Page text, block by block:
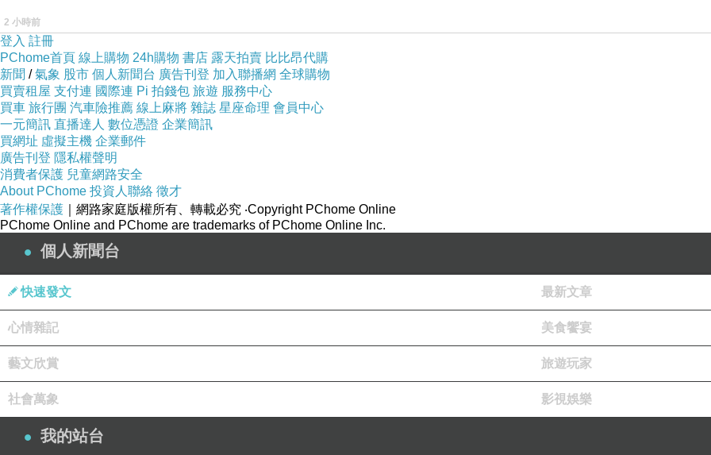
2 小時前
登入 註冊
PChome首頁 線上購物 24h購物 書店 露天拍賣 比比昂代購
新聞 /氣象 股市 個人新聞台 廣告刊登 加入聯播網 全球購物
買賣租屋 支付連 國際連 Pi 拍錢包 旅遊 服務中心
買車 旅行團 汽車險推薦 線上麻將 雜誌 星座命理 會員中心
一元簡訊 直播達人 數位憑證 企業簡訊
買網址 虛擬主機 企業郵件
廣告刊登 隱私權聲明
消費者保護 兒童網路安全
About PChome 投資人聯絡 徵才
著作權保護 ｜網路家庭版權所有、轉載必究 ‧Copyright PChome Online
PChome Online and PChome are trademarks of PChome Online Inc.
個人新聞台
快速發文 最新文章
心情雜記 美食饗宴
藝文欣賞 旅遊玩家
社會萬象 影視娛樂
我的站台